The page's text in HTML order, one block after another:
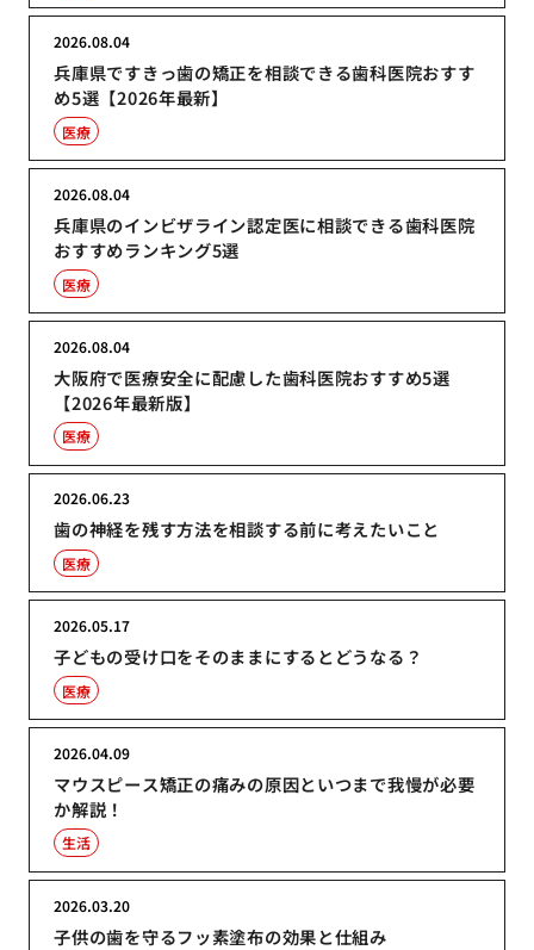
兵庫県ですきっ歯の矯正を相談できる歯科医院おすす
め5選【2026年最新】
2026.08.04
医療
兵庫県のインビザライン認定医に相談できる歯科医院
おすすめランキング5選
2026.08.04
医療
大阪府で医療安全に配慮した歯科医院おすすめ5選
【2026年最新版】
2026.08.04
医療
歯の神経を残す方法を相談する前に考えたいこと
2026.06.23
医療
子どもの受け口をそのままにするとどうなる？
2026.05.17
医療
マウスピース矯正の痛みの原因といつまで我慢が必要
か解説！
2026.04.09
生活
子供の歯を守るフッ素塗布の効果と仕組み
2026.03.20